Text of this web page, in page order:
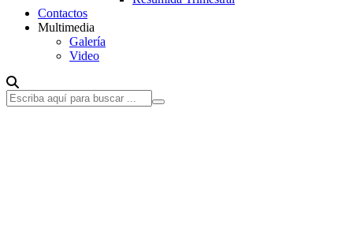
Contactos
Multimedia
Galería
Video